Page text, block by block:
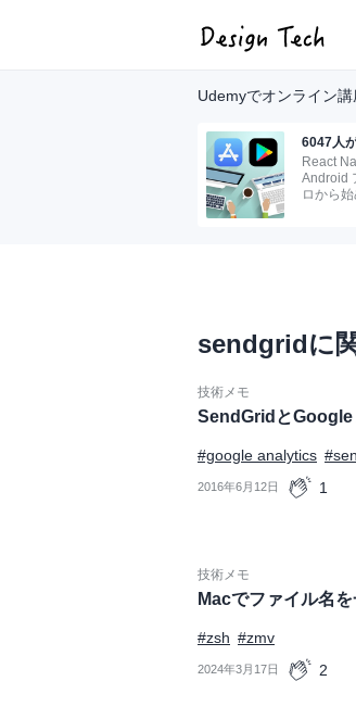
Udemyでオンライン
6047人
React
Android
ロから始
sendgridに
技術メモ
SendGridと
#google analytics
2016年6月12日 1
技術メモ
Macでファイル名
#zsh #zmv
2024年3月17日 2